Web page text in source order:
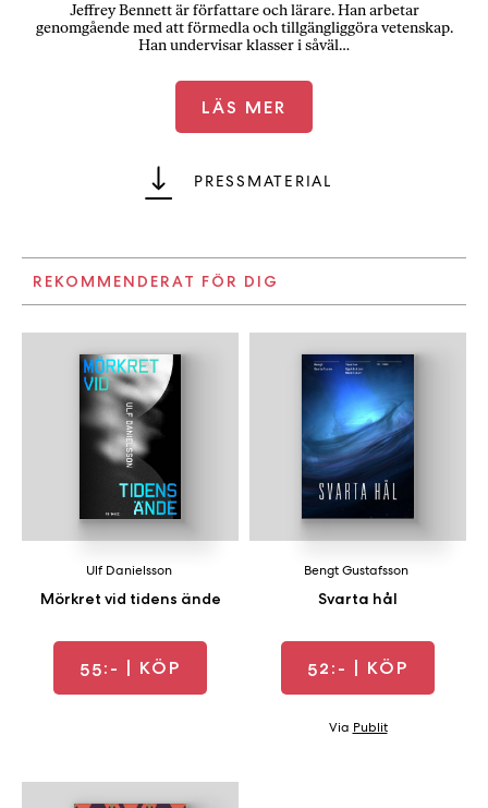
Jeffrey Bennett är författare och lärare. Han arbetar
genomgående med att förmedla och tillgängliggöra vetenskap.
Han undervisar klasser i såväl…
LÄS MER
PRESSMATERIAL
REKOMMENDERAT FÖR DIG
Mörkret vid tidens ände
Ulf Danielsson
55:- | KÖP
Svarta hål
Bengt Gustafsson
52:- | KÖP
Via Publit